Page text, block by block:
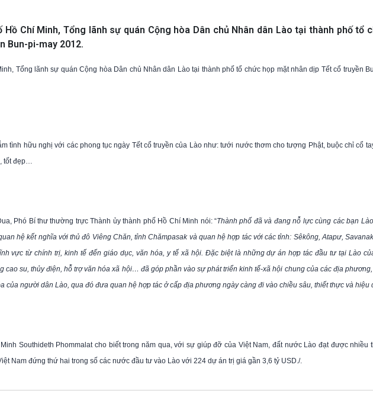
Hồ Chí Minh, Tổng lãnh sự quán Cộng hòa Dân chủ Nhân dân Lào tại thành phố tổ
Bun-pi-may 2012.
Tổng lãnh sự quán Cộng hòa Dân chủ Nhân dân Lào tại thành phố tổ chức họp mặt nhân dịp Tết cổ truyền
tình hữu nghị với các phong tục ngày Tết cổ truyền của Lào như: tưới nước thơm cho tượng Phật, buộc chỉ cổ
tốt đẹp…
Phó Bí thư thường trực Thành ủy thành phố Hồ Chí Minh nói: “Thành phố đã và đang nỗ lực cùng các bạn
hệ kết nghĩa với thủ đô Viêng Chăn, tỉnh Chămpasak và quan hệ hợp tác với các tỉnh: Sêkông, Atapư,
vực từ chính trị, kinh tế đến giáo dục, văn hóa, y tế xã hội. Đặc biệt là những dự án hợp tác đầu tư tại Lào
cao su, thủy điện, hỗ trợ văn hóa xã hội… đã góp phần vào sự phát triển kinh tế-xã hội chung của các địa
của người dân Lào, qua đó đưa quan hệ hợp tác ở cấp địa phương ngày càng đi vào chiều sâu, thiết thực và hiệu
Southideth Phommalat cho biết trong năm qua, với sự giúp đỡ của Việt Nam, đất nước Lào đạt được nhiều
Nam đứng thứ hai trong số các nước đầu tư vào Lào với 224 dự án trị giá gần 3,6 tỷ USD./.